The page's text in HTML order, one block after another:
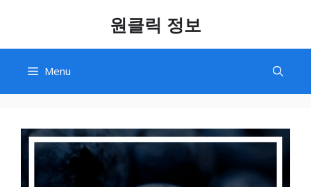
content
원클릭 정보
Menu